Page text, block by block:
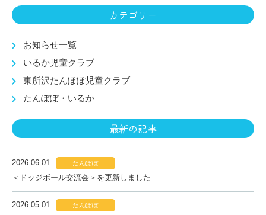
カテゴリー
お知らせ一覧
いるか児童クラブ
東所沢たんぽぽ児童クラブ
たんぽぽ・いるか
最新の記事
2026.06.01 たんぽぽ
＜ドッジボール交流会＞を更新しました
2026.05.01 たんぽぽ